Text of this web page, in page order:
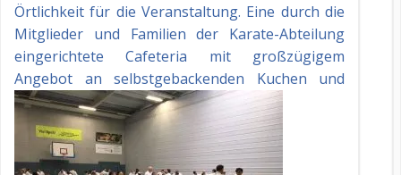
Örtlichkeit für die Veranstaltung. Eine durch die
Mitglieder und Familien der Karate-Abteilung
eingerichtete Cafeteria mit großzügigem
Angebot an selbstgebackenden Kuchen und